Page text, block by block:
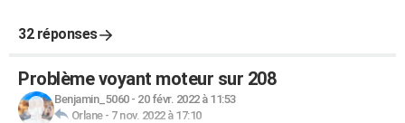
32 réponses
Problème voyant moteur sur 208
Benjamin_5060- 20 févr. 2022 à 11:53
Orlane- 7 nov. 2022 à 17:10